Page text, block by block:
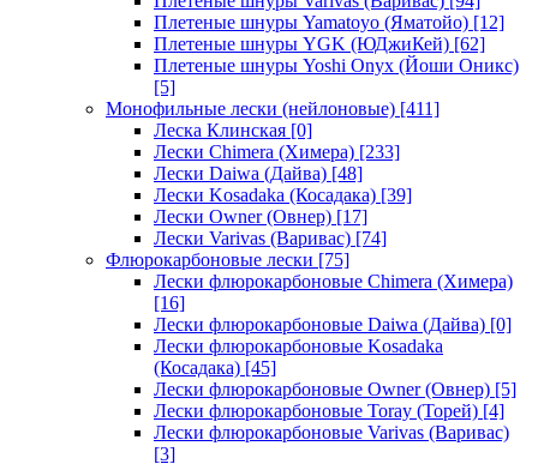
Плетеные шнуры Yamatoyo (Яматойо) [12]
Плетеные шнуры YGK (ЮДжиКей) [62]
Плетеные шнуры Yoshi Onyx (Йоши Оникс)
[5]
Монофильные лески (нейлоновые) [411]
Леска Клинская [0]
Лески Chimera (Химера) [233]
Лески Daiwa (Дайва) [48]
Лески Kosadaka (Косадака) [39]
Лески Owner (Овнер) [17]
Лески Varivas (Варивас) [74]
Флюрокарбоновые лески [75]
Лески флюрокарбоновые Chimera (Химера)
[16]
Лески флюрокарбоновые Daiwa (Дайва) [0]
Лески флюрокарбоновые Kosadaka
(Косадака) [45]
Лески флюрокарбоновые Owner (Овнер) [5]
Лески флюрокарбоновые Toray (Торей) [4]
Лески флюрокарбоновые Varivas (Варивас)
[3]